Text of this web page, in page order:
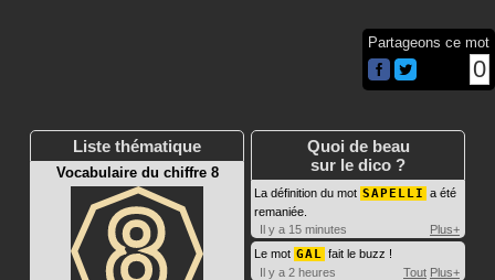
Partageons ce mot
0
Liste thématique
Vocabulaire du chiffre 8
Quoi de beau
sur le dico ?
La définition du mot SAPELLI a été
remaniée.
Il y a 15 minutes
Plus+
Le mot GAL fait le buzz !
Il y a 2 heures
Tout Plus+